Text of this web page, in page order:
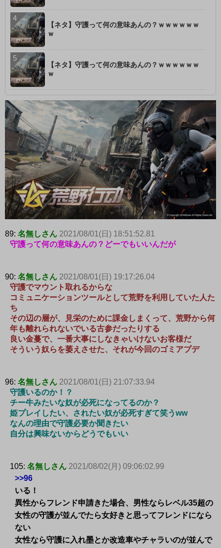
【ネタ】守護って何の意味あんの？ｗｗｗｗｗｗ
ｗ
【ネタ】守護って何の意味あんの？ｗｗｗｗｗｗ
ｗ
89: 名無しさん 2021/08/01(日) 18:51:52.81
守護って何の意味あんの？どーでもいいんだが
90: 名無しさん 2021/08/01(日) 19:17:26.04
守護でマウント取れるからな
コミュニケーションツールとして荒野を利用していた人た
ち
その辺の層が、見栄のために課金しまくって、荒野から何
年も離れられないでいる古参だったりする
良い金蔓で、一番大事にしなきゃいけないお客様だ
そういう奴らを萎えさせた、それが今回のゴミアプデ
96: 名無しさん 2021/08/01(日) 21:07:33.94
守護いるのか！？
チー牛みたいな奴が必死になってるのか？
姫プレイしたい、されたい奴が必死すぎて笑うww
なんの理由で守護必要か聞きたい
自分は興味ないからどうでもいい
105: 名無しさん 2021/08/02(月) 09:06:02.99
>>96
いる！
異性からフレンド申請きた場合、男性ならレベル35超の
女性の守護が並んでたら女好きと思ってフレンドになら
ない
女性なら守護に入れ墨とか改造車やチャラいのが並んで